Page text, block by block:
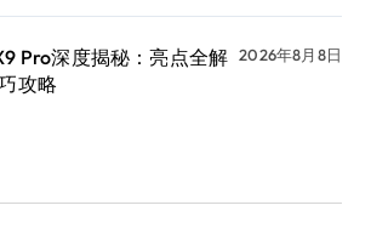
Pro深度揭秘：亮点全解
攻略
2026年8月8日